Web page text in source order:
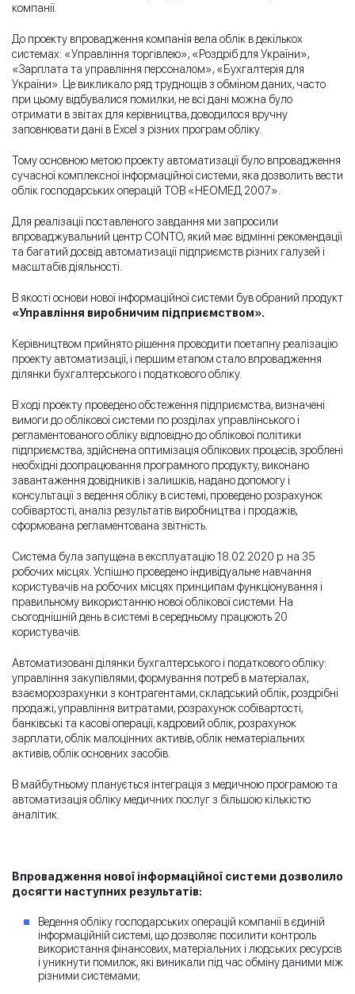
компанії.
До проекту впровадження компанія вела облік в декількох
системах: «Управління торгівлею», «Роздріб для України»,
«Зарплата та управління персоналом», «Бухгалтерія для
України». Це викликало ряд труднощів з обміном даних, часто
при цьому відбувалися помилки, не всі дані можна було
отримати в звітах для керівництва, доводилося вручну
заповнювати дані в Excel з різних програм обліку.
Тому основною метою проекту автоматизації було впровадження
сучасної комплексної інформаційної системи, яка дозволить вести
облік господарських операцій ТОВ «НЕОМЕД 2007».
Для реалізації поставленого завдання ми запросили
впроваджувальний центр CONTO, який має відмінні рекомендації
та багатий досвід автоматизації підприємств різних галузей і
масштабів діяльності.
В якості основи нової інформаційної системи був обраний продукт
«Управління виробничим підприємством».
Керівництвом прийнято рішення проводити поетапну реалізацію
проекту автоматизації, і першим етапом стало впровадження
ділянки бухгалтерського і податкового обліку.
В ході проекту проведено обстеження підприємства, визначені
вимоги до облікової системи по розділах управлінського і
регламентованого обліку відповідно до облікової політики
підприємства, здійснена оптимізація облікових процесів, зроблені
необхідні доопрацювання програмного продукту, виконано
завантаження довідників і залишків, надано допомогу і
консультації з ведення обліку в системі, проведено розрахунок
собівартості, аналіз результатів виробництва і продажів,
сформована регламентована звітність.
Система була запущена в експлуатацію 18.02.2020 р. на 35
робочих місцях. Успішно проведено індивідуальне навчання
користувачів на робочих місцях принципам функціонування і
правильному використанню нової облікової системи. На
сьогоднішній день в системі в середньому працюють 20
користувачів.
Автоматизовані ділянки бухгалтерського і податкового обліку:
управління закупівлями, формування потреб в матеріалах,
взаєморозрахунки з контрагентами, складський облік, роздрібні
продажі, управління витратами, розрахунок собівартості,
банківські та касові операції, кадровий облік, розрахунок
зарплати, облік малоцінних активів, облік нематеріальних
активів, облік основних засобів.
В майбутньому планується інтеграція з медичною програмою та
автоматизація обліку медичних послуг з більшою кількістю
аналітик.
Впровадження нової інформаційної системи дозволило
досягти наступних результатів:
Ведення обліку господарських операцій компанії в єдиній
інформаційній системі, що дозволяє посилити контроль
використання фінансових, матеріальних і людських ресурсів
і уникнути помилок, які виникали під час обміну даними між
різними системами;